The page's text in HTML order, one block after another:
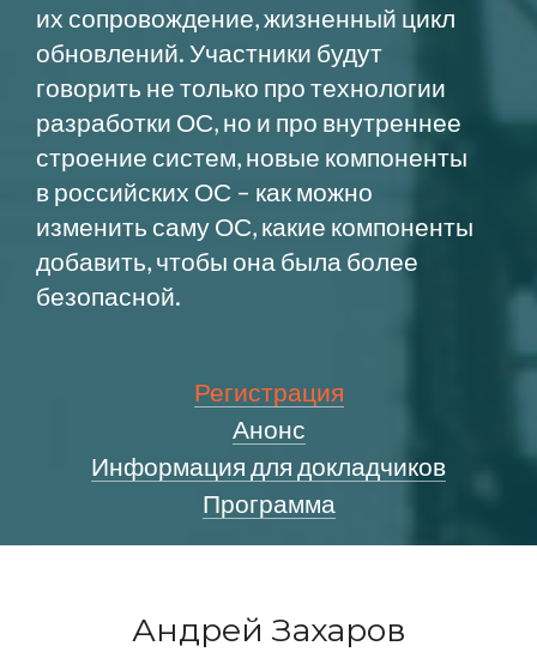
их сопровождение, жизненный цикл
обновлений. Участники будут
говорить не только про технологии
разработки ОС, но и про внутреннее
строение систем, новые компоненты
в российских ОС – как можно
изменить саму ОС, какие компоненты
добавить, чтобы она была более
безопасной.
Регистрация
Анонс
Информация для докладчиков
Программа
Андрей Захаров